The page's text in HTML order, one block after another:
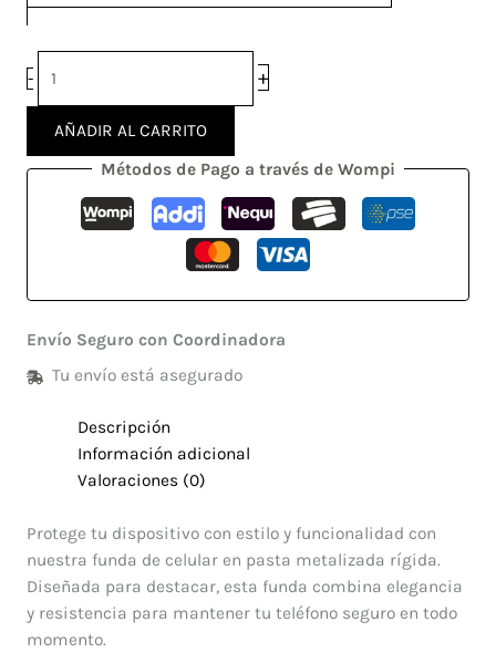
- +
AÑADIR AL CARRITO
Métodos de Pago a través de Wompi
Envío Seguro con Coordinadora
Tu envío está asegurado
Descripción
Información adicional
Valoraciones (0)
Protege tu dispositivo con estilo y funcionalidad con
nuestra funda de celular en pasta metalizada rígida.
Diseñada para destacar, esta funda combina elegancia
y resistencia para mantener tu teléfono seguro en todo
momento.